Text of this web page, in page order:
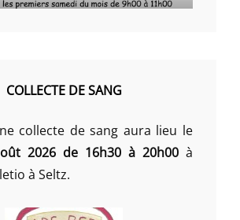
COLLECTE DE SANG
collecte de sang aura lieu le
2026 de 16h30 à 20h00 à
à Seltz.